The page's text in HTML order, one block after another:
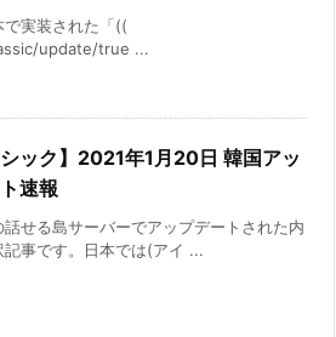
で実装された「((
update/true ...
シック】2021年1月20日 韓国アッ
速報
せる島サーバーでアップデートされた内
記事です。日本では(アイ ...